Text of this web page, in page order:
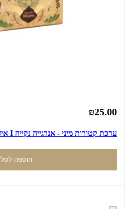
₪25.00
ערכת קטורות מיני - אנרגייה נקייה I איזון
הוספה לסל